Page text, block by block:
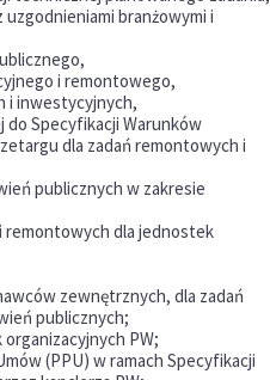
branżowymi i
i remontowego,
i inwestycyjnych,
Specyfikacji Warunków
dla zadań remontowych i
publicznych w zakresie
dla jednostek
zewnętrznych, dla zadań
publicznych;
PW;
(PPU) w ramach Specyfikacji